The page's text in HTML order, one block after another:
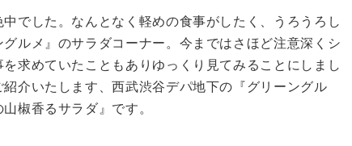
でした。なんとなく軽めの食事がしたく、うろうろし
ルメ』のサラダコーナー。今まではさほど注意深くシ
求めていたこともありゆっくり見てみることにしまし
介いたします、西武渋谷デパ地下の『グリーングル
椒香るサラダ』です。